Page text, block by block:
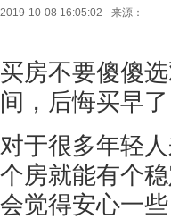
2019-10-08 16:05:02 来源：
买房不要傻傻
间，后悔买早了
对于很多年轻
个房就能有个
会觉得安心一